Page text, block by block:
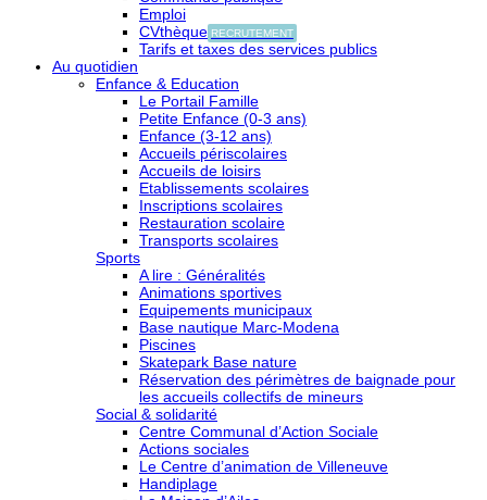
Emploi
CVthèque RECRUTEMENT
Tarifs et taxes des services publics
Au quotidien
Enfance & Education
Le Portail Famille
Petite Enfance (0-3 ans)
Enfance (3-12 ans)
Accueils périscolaires
Accueils de loisirs
Etablissements scolaires
Inscriptions scolaires
Restauration scolaire
Transports scolaires
Sports
A lire : Généralités
Animations sportives
Equipements municipaux
Base nautique Marc-Modena
Piscines
Skatepark Base nature
Réservation des périmètres de baignade pour
les accueils collectifs de mineurs
Social & solidarité
Centre Communal d’Action Sociale
Actions sociales
Le Centre d’animation de Villeneuve
Handiplage